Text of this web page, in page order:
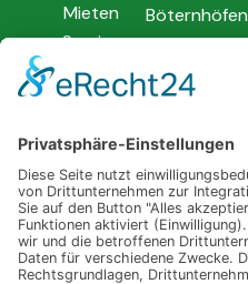
Mieten
Service
Unternehmen
Verkauf
Böternhöfen
16
24594
Hohenwestedt
04871 -
8010
ANFAHRT
PLANEN